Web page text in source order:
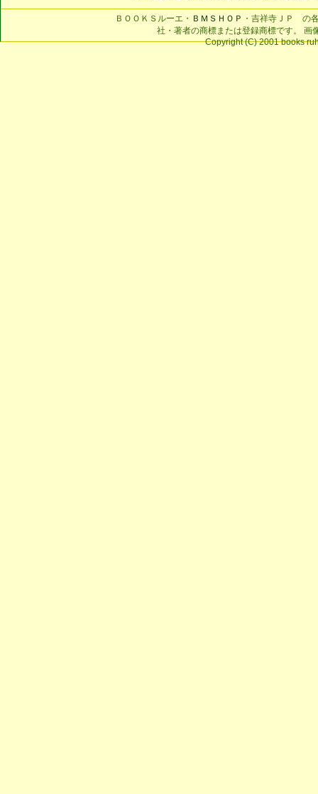
ＢＯＯＫＳルーエ・ ＢＭＳＨＯＰ ・吉祥寺ＪＰ の
社・著者の商標または登録商標です。 画
Copyright (C) 2001 books